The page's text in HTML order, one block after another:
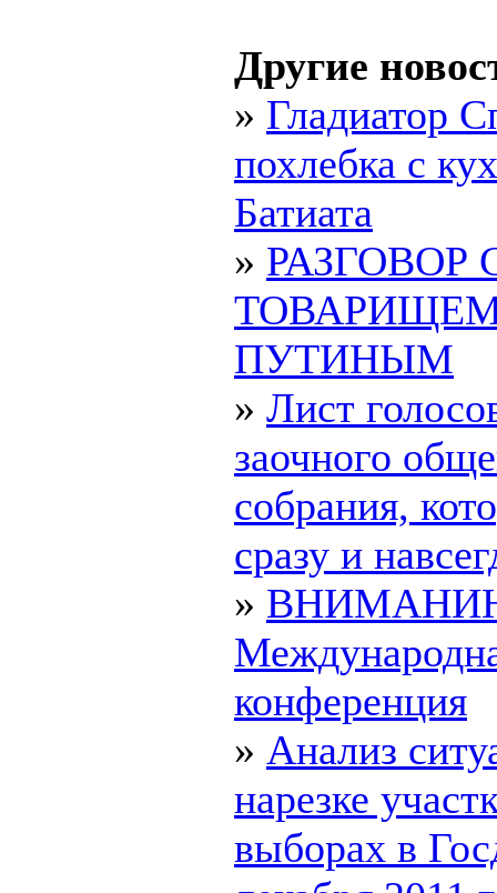
Другие
» Гладиатор
похлебка с
Батиата
» РАЗГОВОР
ПУТИНЫМ
» Лист
заочного
собрания,
сразу и
»
конференция
» Анализ
нарезке
выборах в